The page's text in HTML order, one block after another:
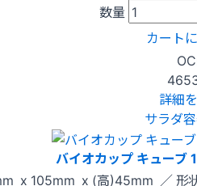
数量
カート
詳細
サラダ
バイオカップ キュー
x 105mm x (高)45mm ／ 形